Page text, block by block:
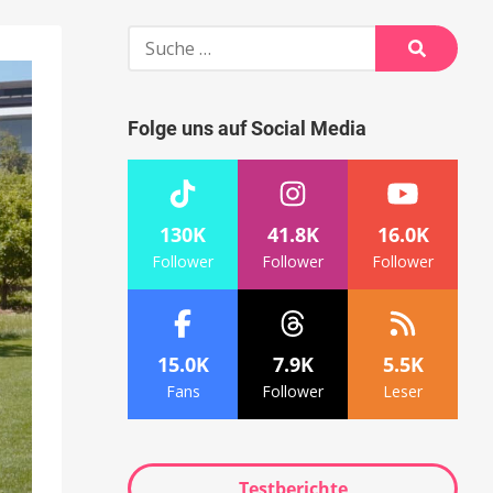
Suche
Suche
Folge uns auf Social Media
130K
Follower
41.8K
Follower
16.0K
Follower
15.0K
Fans
7.9K
Follower
5.5K
Leser